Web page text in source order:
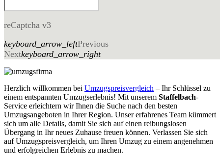
reCaptcha v3
keyboard_arrow_leftPrevious
Nextkeyboard_arrow_right
Herzlich willkommen bei Umzugspreisvergleich – Ihr Schlüssel zu
einem entspannten Umzugserlebnis! Mit unserem Staffelbach-
Service erleichtern wir Ihnen die Suche nach den besten
Umzugsangeboten in Ihrer Region. Unser erfahrenes Team kümmert
sich um alle Details, damit Sie sich auf einen reibungslosen
Übergang in Ihr neues Zuhause freuen können. Verlassen Sie sich
auf Umzugspreisvergleich, um Ihren Umzug zu einem angenehmen
und erfolgreichen Erlebnis zu machen.